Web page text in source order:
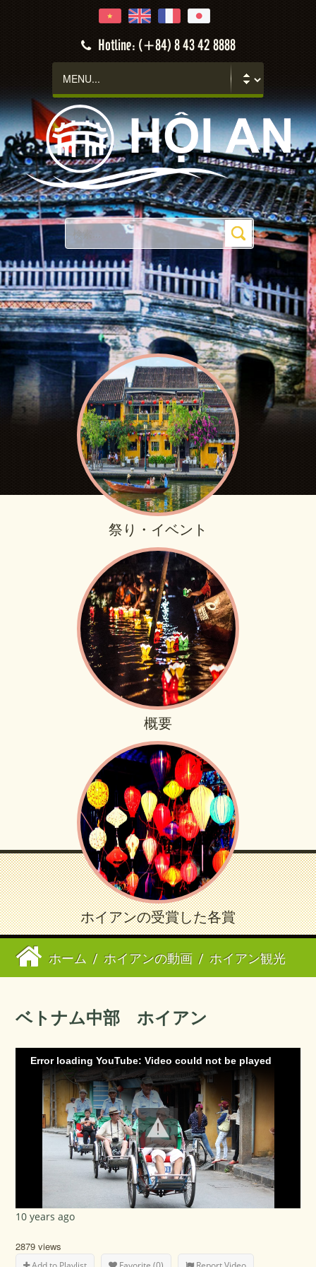
Hotline: (+84) 8 43 42 8888
祭り・イベント
概要
ホイアンの受賞した各賞
ホーム / ホイアンの動画 / ホイアン観光
ベトナム中部 ホイアン
Error loading YouTube: Video could not be played
10 years ago
2879 views